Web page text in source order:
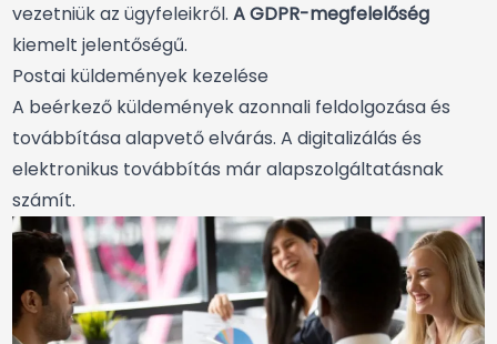
vezetniük az ügyfeleikről. A GDPR-megfelelőség
kiemelt jelentőségű.
Postai küldemények kezelése
A beérkező küldemények azonnali feldolgozása és
továbbítása alapvető elvárás. A digitalizálás és
elektronikus továbbítás már alapszolgáltatásnak
számít.